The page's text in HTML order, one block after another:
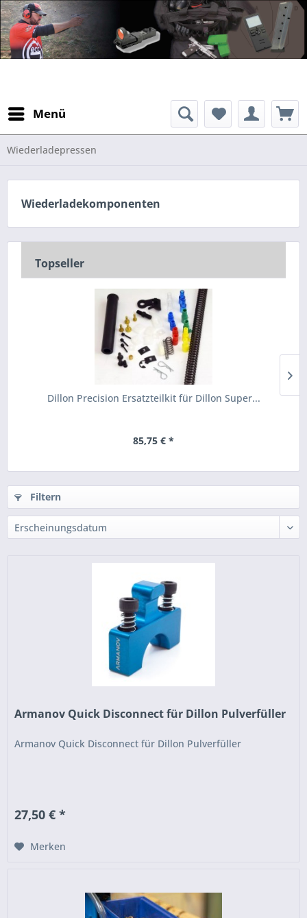
Menü
Wiederladepressen
Wiederladekomponenten
Topseller
Dillon Precision Ersatzteilkit für Dillon Super...
85,75 € *
Filtern
Armanov Quick Disconnect für Dillon Pulverfüller
Armanov Quick Disconnect für Dillon Pulverfüller
27,50 € *
Merken